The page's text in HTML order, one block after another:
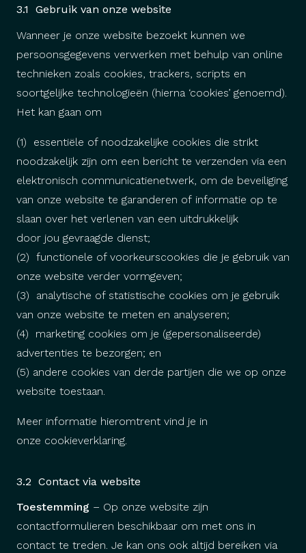
3.1 Gebruik van onze website
Wanneer je onze website bezoekt kunnen we
persoonsgegevens verwerken met behulp van online
technieken zoals cookies, trackers, scripts en
soortgelijke technologieën (hierna ‘cookies’ genoemd).
Het kan gaan om
(1) essentiële of noodzakelijke cookies die strikt
noodzakelijk zijn om een bericht te verzenden via een
elektronisch communicatienetwerk, om de beveiliging
van onze website te garanderen of informatie op te
slaan over het verlenen van een uitdrukkelijk
door jou gevraagde dienst;
(2) functionele of voorkeurscookies die je gebruik van
onze website verder vormgeven;
(3) analytische of statistische cookies om je gebruik
van onze website te meten en analyseren;
(4) marketing cookies om je (gepersonaliseerde)
advertenties te bezorgen; en
(5) andere cookies van derde partijen die we op onze
website toestaan.
Meer informatie hieromtrent vind je in
onze cookieverklaring
3.2 Contact via website
Toestemming – Op onze website zijn
contactformulieren beschikbaar om met ons in
contact te treden. Je kan ons ook altijd bereiken via